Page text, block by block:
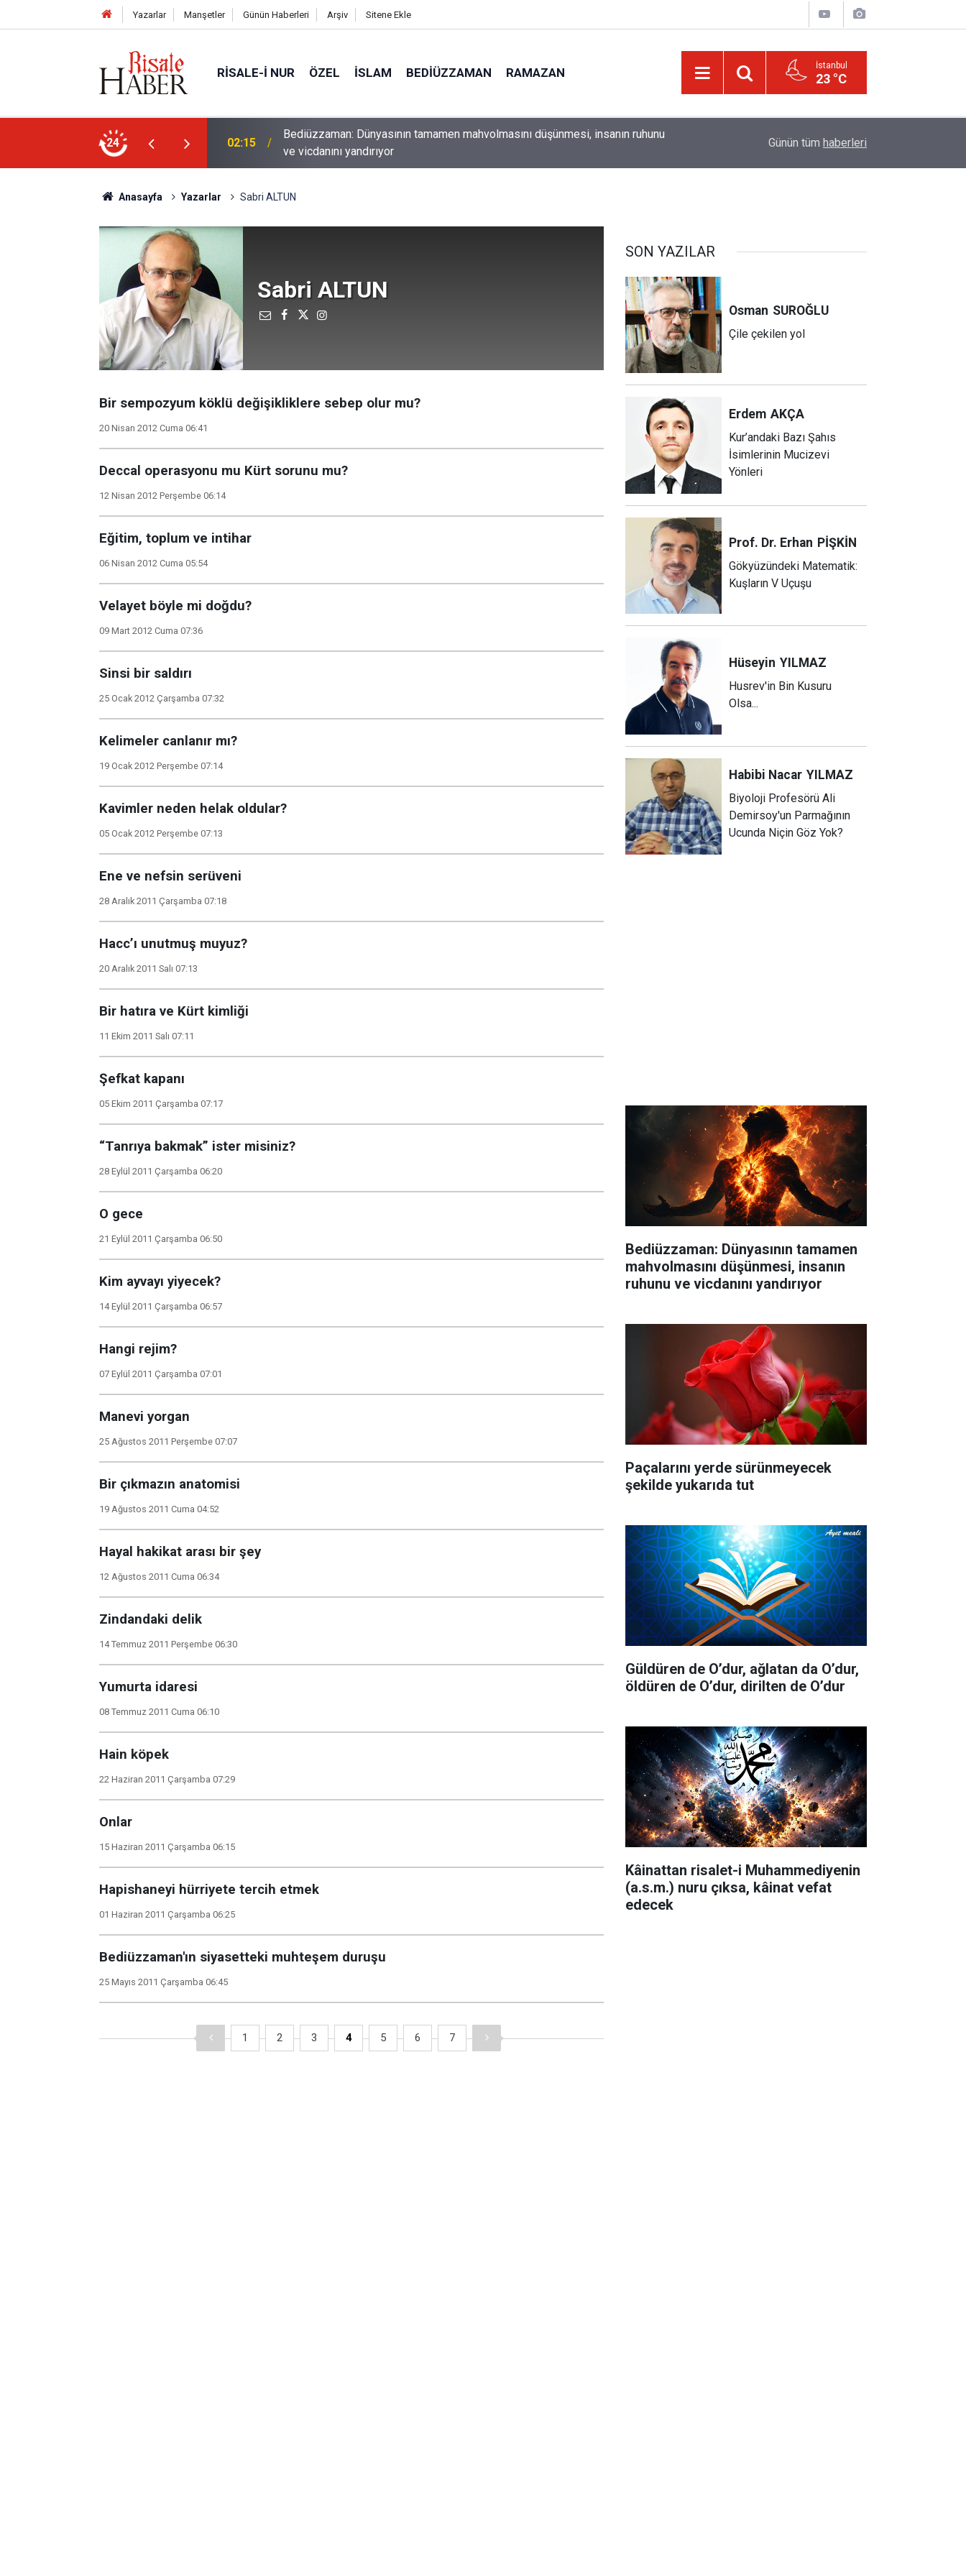
Yazarlar Manşetler Günün Haberleri Arşiv Sitene Ekle
RISALE-I NUR ÖZEL İSLAM BEDIÜZZAMAN RAMAZAN İstanbul
23 °C
24
mahvolmasını düşünmesi, insanın ruhunu
01:45 Paçalarını yerde sürünmeyecek şekilde yukarıda tut Güldüren de O’dur, ağlatan da O’dur, öldüren de
Günün tüm haberleri
Anasayfa Yazarlar Sabri ALTUN
Sabri ALTUN
Bir sempozyum köklü değişikliklere sebep olur mu?
20 Nisan 2012 Cuma 06:41
Deccal operasyonu mu Kürt sorunu mu?
12 Nisan 2012 Perşembe 06:14
Eğitim, toplum ve intihar
06 Nisan 2012 Cuma 05:54
Velayet böyle mi doğdu?
09 Mart 2012 Cuma 07:36
Sinsi bir saldırı
25 Ocak 2012 Çarşamba 07:32
Kelimeler canlanır mı?
19 Ocak 2012 Perşembe 07:14
Kavimler neden helak oldular?
05 Ocak 2012 Perşembe 07:13
Ene ve nefsin serüveni
28 Aralık 2011 Çarşamba 07:18
Hacc’ı unutmuş muyuz?
20 Aralık 2011 Salı 07:13
Bir hatıra ve Kürt kimliği
11 Ekim 2011 Salı 07:11
Şefkat kapanı
05 Ekim 2011 Çarşamba 07:17
“Tanrıya bakmak” ister misiniz?
28 Eylül 2011 Çarşamba 06:20
O gece
21 Eylül 2011 Çarşamba 06:50
Kim ayvayı yiyecek?
14 Eylül 2011 Çarşamba 06:57
Hangi rejim?
07 Eylül 2011 Çarşamba 07:01
Manevi yorgan
25 Ağustos 2011 Perşembe 07:07
Bir çıkmazın anatomisi
19 Ağustos 2011 Cuma 04:52
Hayal hakikat arası bir şey
12 Ağustos 2011 Cuma 06:34
Zindandaki delik
14 Temmuz 2011 Perşembe 06:30
Yumurta idaresi
08 Temmuz 2011 Cuma 06:10
Hain köpek
22 Haziran 2011 Çarşamba 07:29
Onlar
15 Haziran 2011 Çarşamba 06:15
Hapishaneyi hürriyete tercih etmek
01 Haziran 2011 Çarşamba 06:25
Bediüzzaman'ın siyasetteki muhteşem duruşu
25 Mayıs 2011 Çarşamba 06:45
1 2 3 4 5 6 7
SON YAZILAR
Osman SUROĞLU
Çile çekilen yol
Erdem AKÇA
Kur’andaki Bazı Şahıs
İsimlerinin Mucizevi
Yönleri
Prof. Dr. Erhan PİŞKİN
Gökyüzündeki Matematik:
Kuşların V Uçuşu
Hüseyin YILMAZ
Husrev'in Bin Kusuru
Olsa...
Habibi Nacar YILMAZ
Biyoloji Profesörü Ali
Demirsoy'un Parmağının
Ucunda Niçin Göz Yok?
Bediüzzaman: Dünyasının tamamen
mahvolmasını düşünmesi, insanın
ruhunu ve vicdanını yandırıyor
Paçalarını yerde sürünmeyecek
şekilde yukarıda tut
Güldüren de O’dur, ağlatan da O’dur,
öldüren de O’dur, dirilten de O’dur
Kâinattan risalet-i Muhammediyenin
(a.s.m.) nuru çıksa, kâinat vefat
edecek